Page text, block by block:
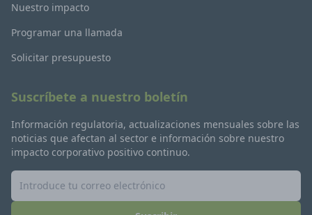
Nuestro impacto
Programar una llamada
Solicitar presupuesto
Suscríbete a nuestro boletín
Información regulatoria, actualizaciones mensuales sobre las
noticias que afectan al sector e información sobre nuestro
impacto corporativo positivo continuo.